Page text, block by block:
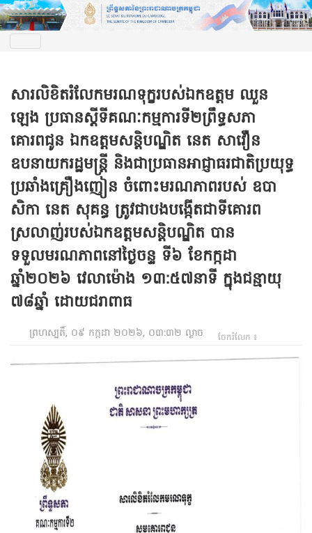
សារលិខិតរំលែកមរណទុក្ខរបស់ឯកឧត្តម ឈួន
ឡេង ប្រធានស្តីទីគណៈកម្មការទី២ព្រឹទ្ធសភា
គោរពជូន ឯកឧត្តមសន្តិបណ្ឌិត នេត សាវឿន
ឧបនាយករដ្ឋមន្ត្រី និងជាប្រធានអាជ្ញាធរជាតិប្រយុទ្ធ
ប្រឆាំងគ្រឿងញៀន ចំពោះមរណភាពរបស់ ឧបា
សិកា នេត សុគន្ធ ត្រូវជាបងបង្កើតជាទីគោរព
ស្រលាញ់របស់ឯកឧត្តមសន្តិបណ្ឌិត បាន
ទទួលមរណភាពនៅថ្ងៃចន្ទ ទី៦ ខែកក្កដា
ឆ្នាំ២០២៦ វេលាម៉ោង ១៣:៥៧នាទី ក្នុងជន្មាយុ
៧៨ឆ្នាំ ដោយជរាពាធ
ព្រហស្បតិ៍, ០៩ កក្កដា ២០២៦, ០៣:៣២ ល្ងាច ចែករំលែក ៖